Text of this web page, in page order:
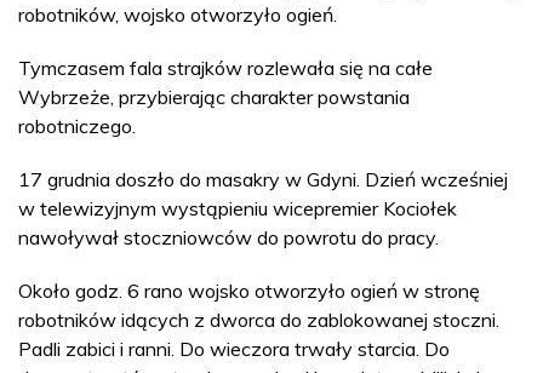
robotników, wojsko otworzyło ogień.
Tymczasem fala strajków rozlewała się na całe
Wybrzeże, przybierając charakter powstania
robotniczego.
17 grudnia doszło do masakry w Gdyni. Dzień wcześniej
w telewizyjnym wystąpieniu wicepremier Kociołek
nawoływał stoczniowców do powrotu do pracy.
Około godz. 6 rano wojsko otworzyło ogień w stronę
robotników idących z dworca do zablokowanej stoczni.
Padli zabici i ranni. Do wieczora trwały starcia. Do